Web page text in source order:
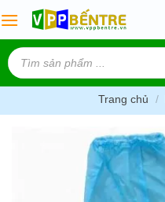
to
content
Tìm
kiếm
sản
phẩm
Trang chủ /